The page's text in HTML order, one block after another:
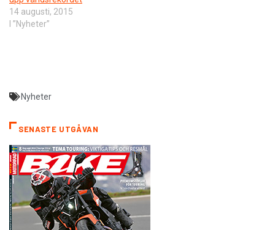
14 augusti, 2015
I ”Nyheter”
Nyheter
SENASTE UTGÅVAN